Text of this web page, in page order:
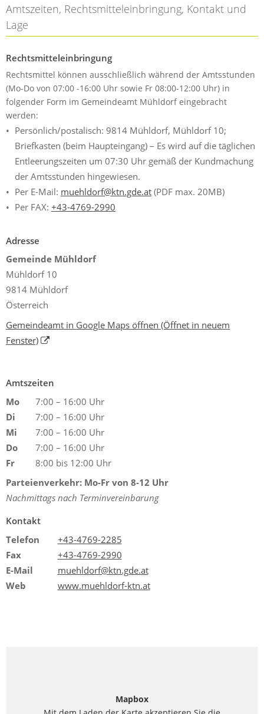
Amtszeiten, Rechtsmitteleinbringung, Kontakt und
Lage
Rechtsmitteleinbringung
Rechtsmittel können ausschließlich während der Amtsstunden
(Mo-Do von 07:00 -16:00 Uhr sowie Fr 08:00-12:00 Uhr) in
folgender Form im Gemeindeamt Mühldorf eingebracht
werden:
Persönlich/postalisch: 9814 Mühldorf, Mühldorf 10;
Briefkasten (beim Haupteingang) – Es wird auf die täglichen
Entleerungszeiten um 07:30 Uhr gemäß der Kundmachung
der Amtsstunden hingewiesen.
Per E-Mail: muehldorf@ktn.gde.at (PDF max. 20MB)
Per FAX: +43-4769-2990
Adresse
Gemeinde Mühldorf
Mühldorf 10
9814 Mühldorf
Österreich
Gemeindeamt in Google Maps öffnen (Öffnet in neuem
Fenster)
Amtszeiten
Mo
7:00 – 16:00 Uhr
Di
7:00 – 16:00 Uhr
Mi
7:00 – 16:00 Uhr
Do
7:00 – 16:00 Uhr
Fr
8:00 bis 12:00 Uhr
Parteienverkehr: Mo-Fr von 8-12 Uhr
Nachmittags nach Terminvereinbarung
Kontakt
Telefon
+43-4769-2285
Fax
+43-4769-2990
E-Mail
muehldorf@ktn.gde.at
Web
www.muehldorf-ktn.at
Mapbox